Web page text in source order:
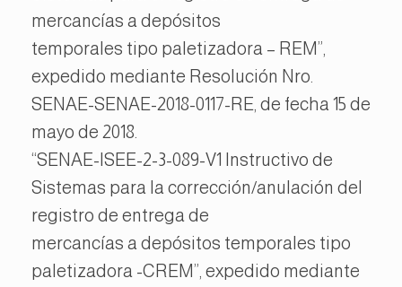
mercancías a depósitos
temporales tipo paletizadora – REM”,
expedido mediante Resolución Nro.
SENAE-SENAE-2018-0117-RE, de fecha 15 de
mayo de 2018.
“SENAE-ISEE-2-3-089-V1 Instructivo de
Sistemas para la corrección/anulación del
registro de entrega de
mercancías a depósitos temporales tipo
paletizadora -CREM”, expedido mediante